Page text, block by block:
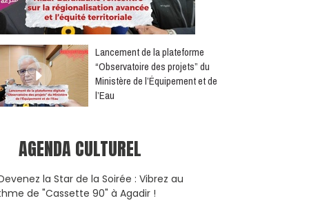
​Lancement de la plateforme
“Observatoire des projets” du
Ministère de l’Équipement et de
l’Eau
AGENDA CULTUREL
la Star de la Soirée : Vibrez au
de "Cassette 90" à Agadir !